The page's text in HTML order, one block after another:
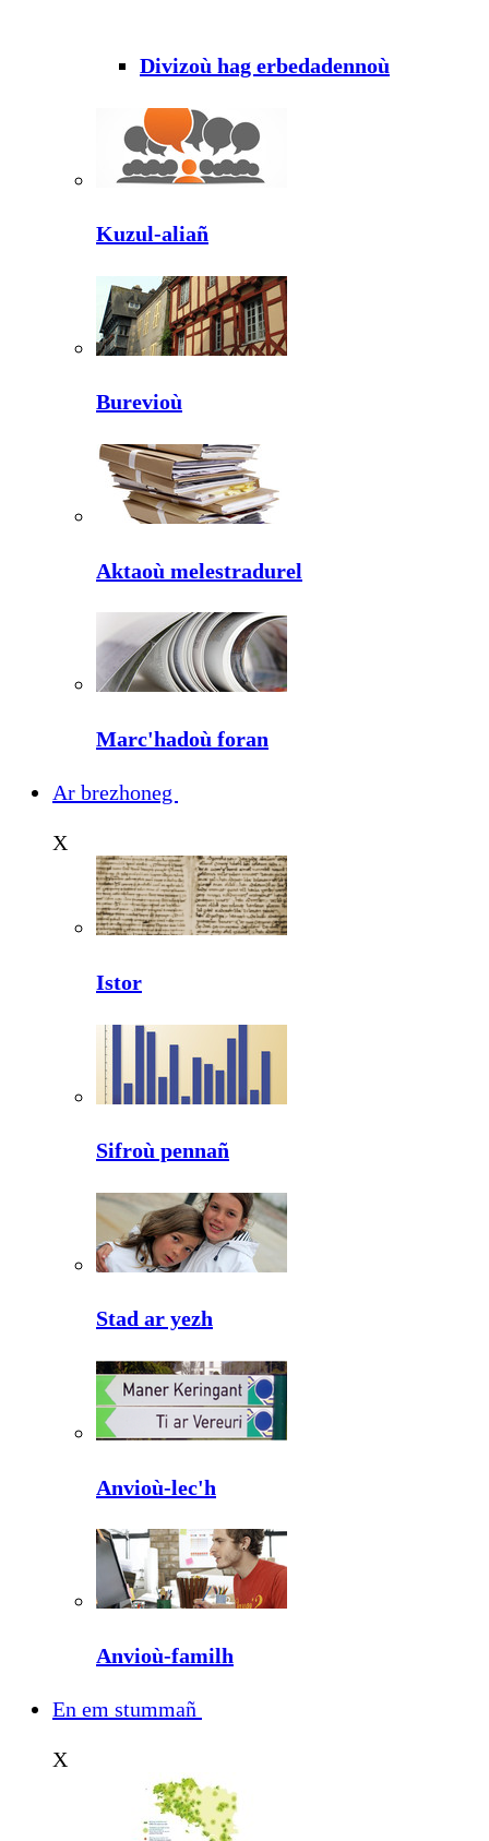
Divizoù hag erbedadennoù
Kuzul-aliañ
Burevioù
Aktaoù melestradurel
Marc'hadoù foran
Ar brezhoneg
X
Istor
Sifroù pennañ
Stad ar yezh
Anvioù-lec'h
Anvioù-familh
En em stummañ
X